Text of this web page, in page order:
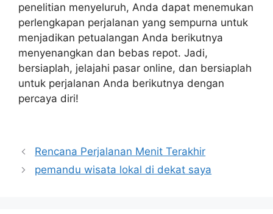
penelitian menyeluruh, Anda dapat menemukan
perlengkapan perjalanan yang sempurna untuk
menjadikan petualangan Anda berikutnya
menyenangkan dan bebas repot. Jadi,
bersiaplah, jelajahi pasar online, dan bersiaplah
untuk perjalanan Anda berikutnya dengan
percaya diri!
pos
Rencana Perjalanan Menit Terakhir
pemandu wisata lokal di dekat saya